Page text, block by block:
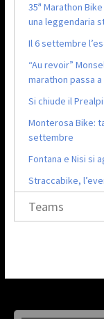
35ª Marathon
una leggendaria
Il 6 settembre
“Au revoir”
marathon passa a
Si chiude il
Monterosa Bike:
settembre
Fontana e Nisi si
Straccabike,
Teams